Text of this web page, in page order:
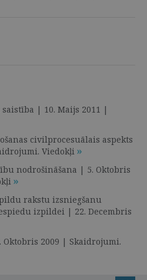
| 10. Maijs 2011 |
civilprocesuālais aspekts
Viedokļi
nodrošināšana | 5. Oktobris
rakstu izsniegšanu
izpildei | 22. Decembris
2009 | Skaidrojumi.